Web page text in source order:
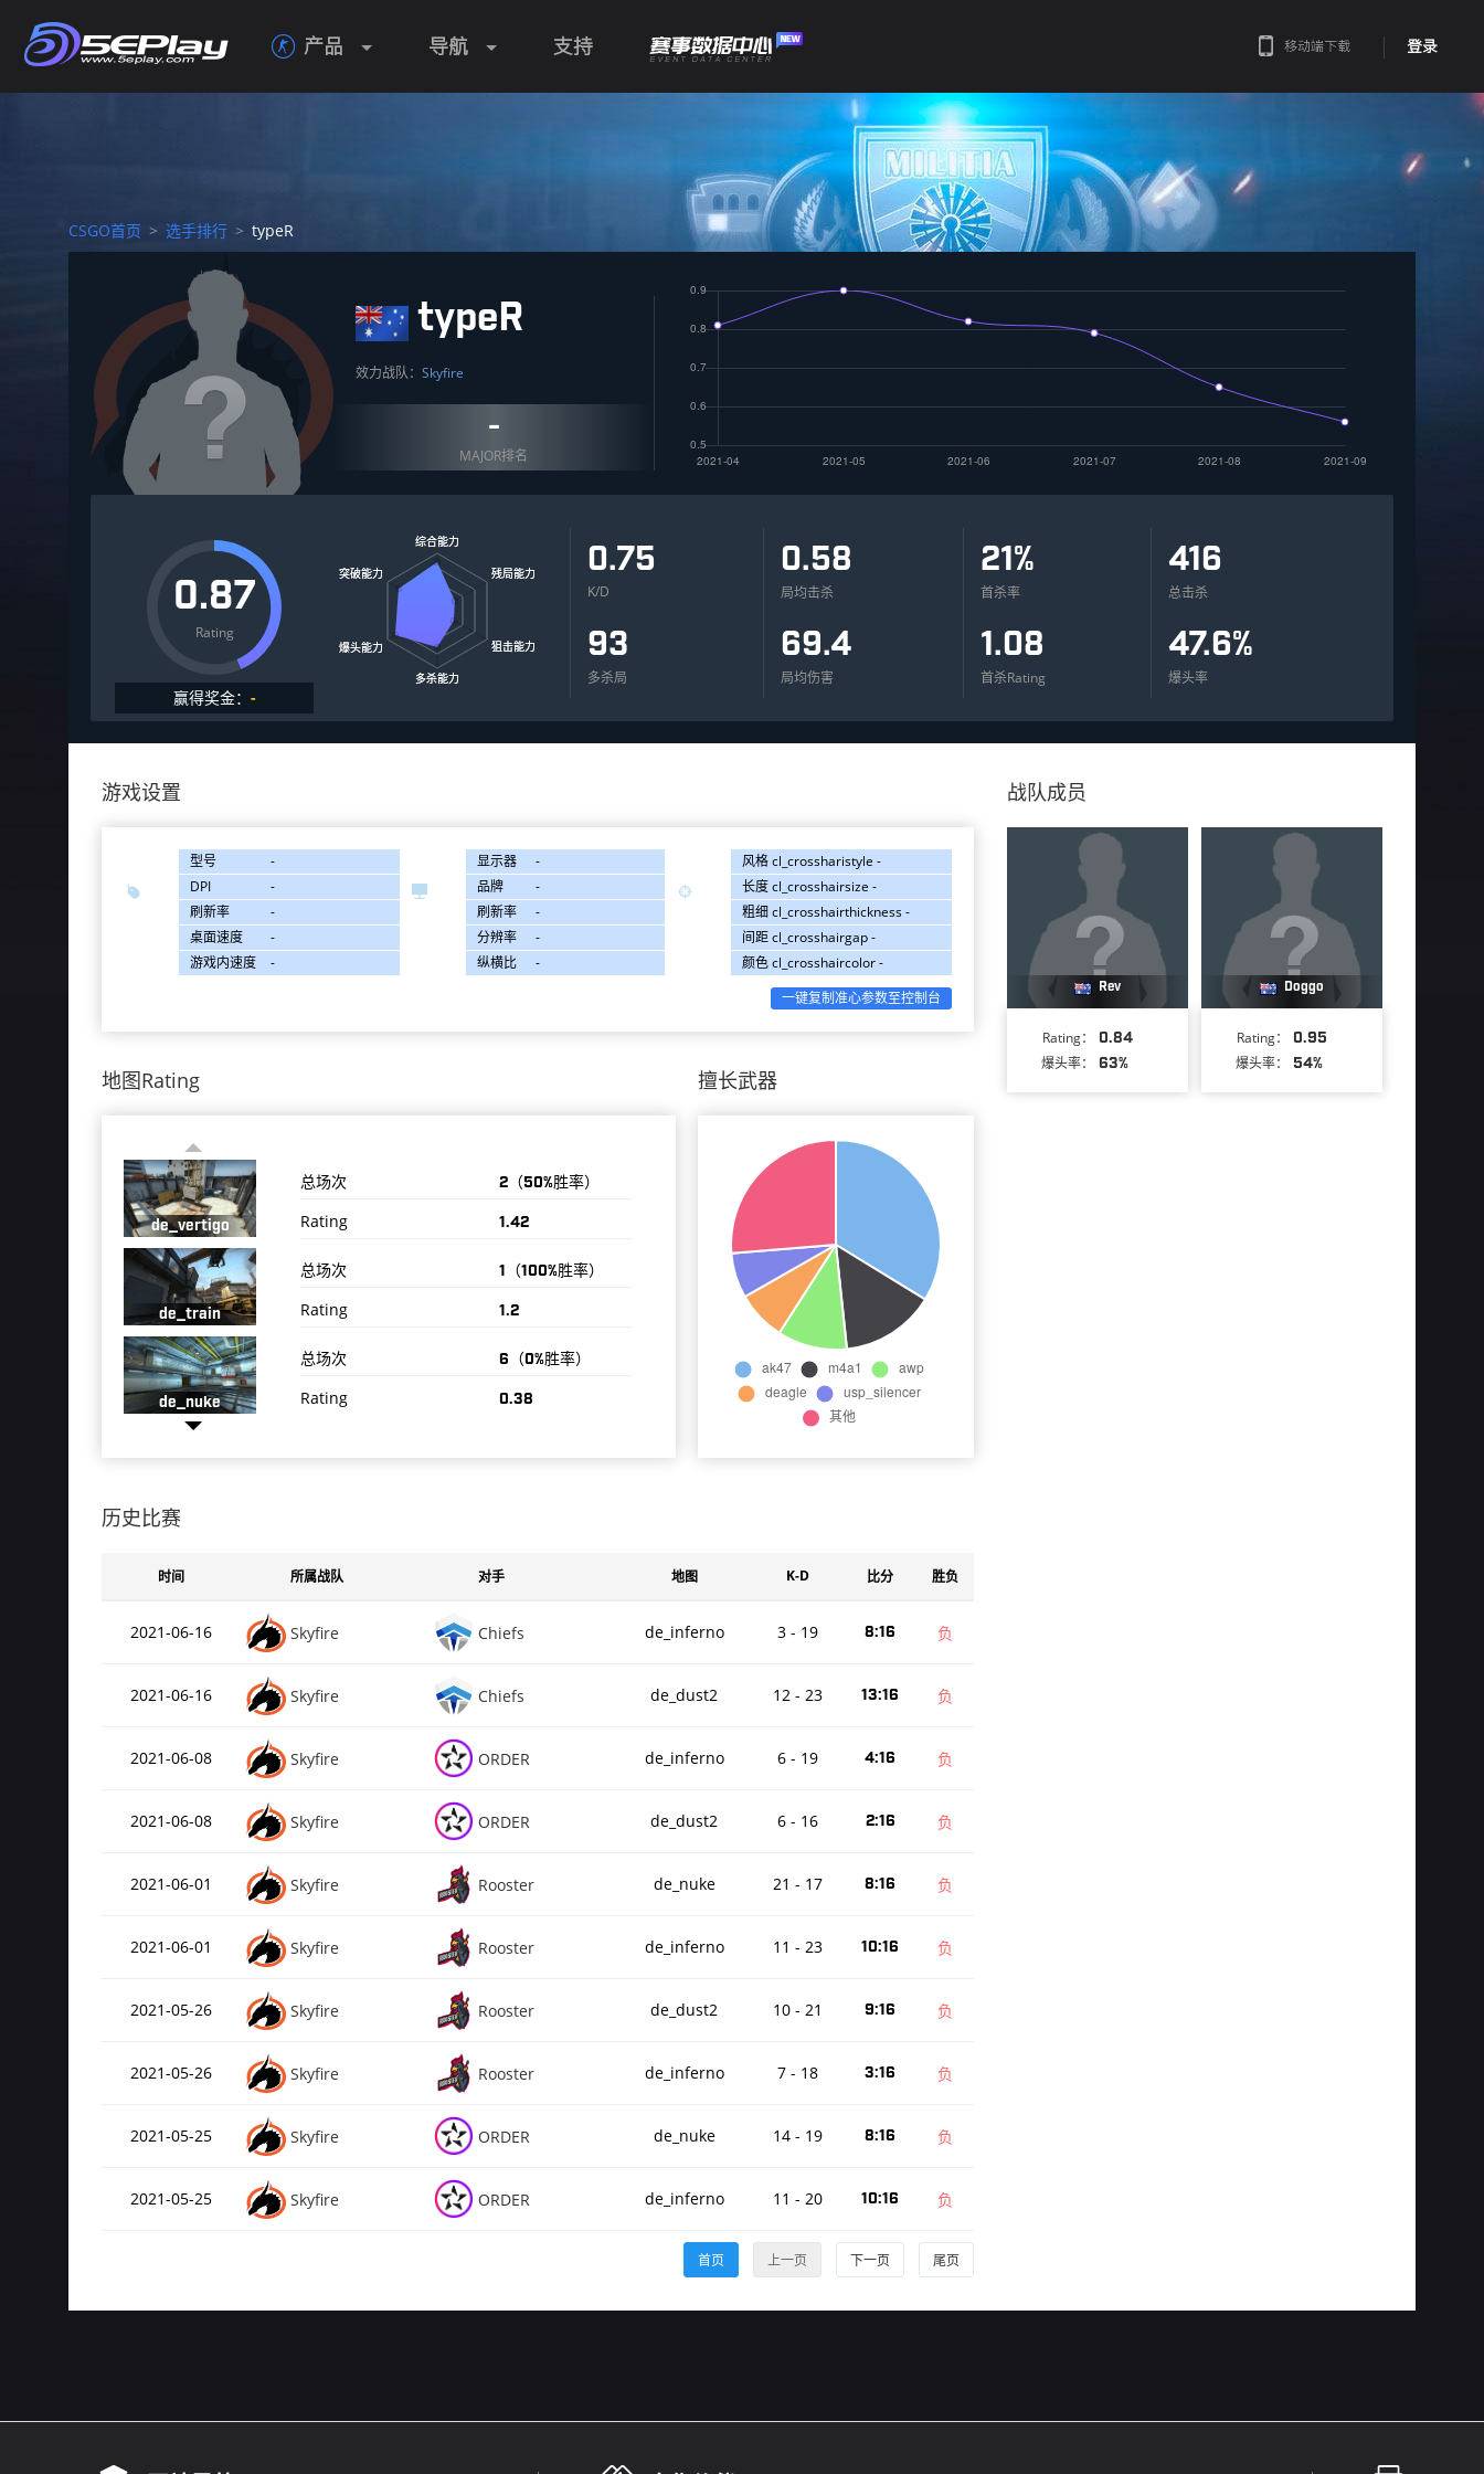
 产品 导航 支持 登录
移动端下载
CSGO首页 > 选手排行 > typeR
typeR
效力战队： Skyfire
-
MAJOR排名
0.87
Rating
赢得奖金： -
0.75
K/D
0.58
局均击杀
21%
首杀率
416
总击杀
93
多杀局
69.4
局均伤害
1.08
首杀Rating
47.6%
爆头率
游戏设置

型号
-
DPI
-
刷新率
-
桌面速度
-
游戏内速度
-

显示器
-
品牌
-
刷新率
-
分辨率
-
纵横比
-

风格cl_crossharistyle -
长度cl_crosshairsize -
粗细cl_crosshairthickness -
间距cl_crosshairgap -
颜色cl_crosshaircolor -
一键复制准心参数至控制台
地图Rating
de_vertigo
总场次 2（50%胜率）
Rating 1.42
de_train
总场次 1（100%胜率）
Rating 1.2
de_nuke
总场次 6（0%胜率）
Rating 0.38
de_dust2 Rating 0
总场次 1（100%胜率）
de_overpass
总场次
Rating 0
擅长武器
历史比赛
时间 所属战队 对手 地图 K-D 比分 胜负
2021-06-16 Skyfire Chiefs de_inferno 3 - 19 8:16 负
2021-06-16 Skyfire Chiefs de_dust2 12 - 23 13:16 负
2021-06-08 Skyfire ORDER de_inferno 6 - 19 4:16 负
2021-06-08 Skyfire ORDER de_dust2 6 - 16 2:16 负
2021-06-01 Skyfire Rooster de_nuke 21 - 17 8:16 负
2021-06-01 Skyfire Rooster de_inferno 11 - 23 10:16 负
2021-05-26 Skyfire Rooster de_dust2 10 - 21 9:16 负
2021-05-26 Skyfire Rooster de_inferno 7 - 18 3:16 负
2021-05-25 Skyfire ORDER de_nuke 14 - 19 8:16 负
2021-05-25 Skyfire ORDER de_inferno 11 - 20 10:16 负
首页 上一页 下一页 尾页
战队成员
Rev
Rating： 0.84
爆头率： 63%
Doggo
Rating： 0.95
爆头率： 54%